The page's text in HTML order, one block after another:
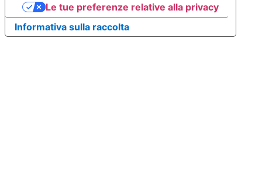
Informativa sulla raccolta
Le tue preferenze relative alla privacy